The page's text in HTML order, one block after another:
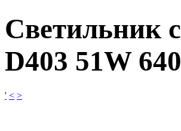
Светильник
D403 51W
' < >